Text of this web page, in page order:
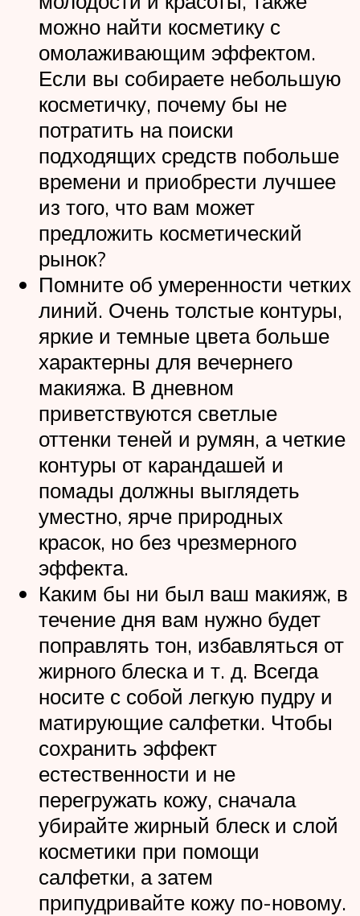
можно найти косметику с
омолаживающим эффектом.
Если вы собираете небольшую
косметичку, почему бы не
потратить на поиски
подходящих средств побольше
времени и приобрести лучшее
из того, что вам может
предложить косметический
рынок?
Помните об умеренности четких
линий. Очень толстые контуры,
яркие и темные цвета больше
характерны для вечернего
макияжа. В дневном
приветствуются светлые
оттенки теней и румян, а четкие
контуры от карандашей и
помады должны выглядеть
уместно, ярче природных
красок, но без чрезмерного
эффекта.
Каким бы ни был ваш макияж, в
течение дня вам нужно будет
поправлять тон, избавляться от
жирного блеска и т. д. Всегда
носите с собой легкую пудру и
матирующие салфетки. Чтобы
сохранить эффект
естественности и не
перегружать кожу, сначала
убирайте жирный блеск и слой
косметики при помощи
салфетки, а затем
припудривайте кожу по-новому.